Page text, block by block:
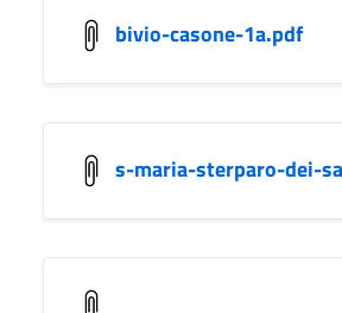
bivio-casone-1a.pdf
s-maria-sterparo-dei-